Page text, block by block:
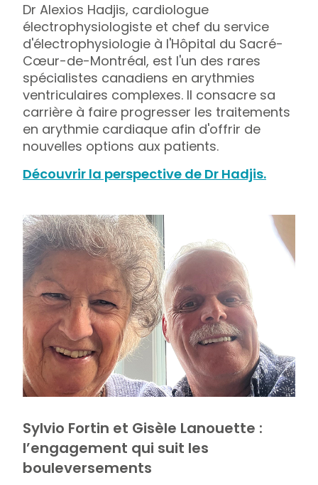
Dr Alexios Hadjis, cardiologue
électrophysiologiste et chef du service
d'électrophysiologie à l'Hôpital du Sacré-
Cœur-de-Montréal, est l'un des rares
spécialistes canadiens en arythmies
ventriculaires complexes. Il consacre sa
carrière à faire progresser les traitements
en arythmie cardiaque afin d'offrir de
nouvelles options aux patients.
Découvrir la perspective de Dr Hadjis.
Sylvio Fortin et Gisèle Lanouette :
l’engagement qui suit les
bouleversements